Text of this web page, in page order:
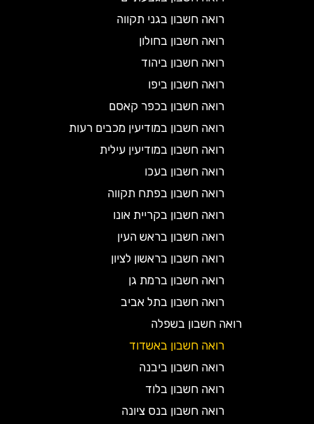
רואה חשבון בגני תקווה
רואה חשבון בחולון
רואה חשבון ביהוד
רואה חשבון ביפו
רואה חשבון בכפר קאסם
רואה חשבון במודיעין מכבים רעות
רואה חשבון במודיעין עילית
רואה חשבון בעכו
רואה חשבון בפתח תקווה
רואה חשבון בקריית אונו
רואה חשבון בראש העין
רואה חשבון בראשון לציון
רואה חשבון ברמת גן
רואה חשבון בתל אביב
רואה חשבון בשפלה
רואה חשבון באשדוד
רואה חשבון ביבנה
רואה חשבון בלוד
רואה חשבון בנס ציונה